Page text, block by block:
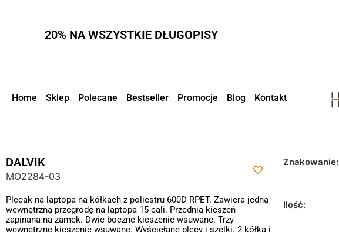
20% NA WSZYSTKIE DŁUGOPISY
Home Sklep Polecane Bestseller Promocje Blog Kontakt
DALVIK
MO2284-03
Plecak na laptopa na kółkach z poliestru 600D RPET. Zawiera jedną
wewnętrzną przegrodę na laptopa 15 cali. Przednia kieszeń
zapinana na zamek. Dwie boczne kieszenie wsuwane. Trzy
wewnętrzne kieszenie wsuwane. Wyściełane plecy i szelki. 2 kółka i
Znakowanie:
Ilość: